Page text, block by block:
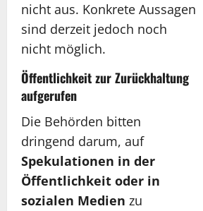
nicht aus. Konkrete Aussagen
sind derzeit jedoch noch
nicht möglich.
Öffentlichkeit zur Zurückhaltung
aufgerufen
Die Behörden bitten
dringend darum, auf
Spekulationen in der
Öffentlichkeit oder in
sozialen Medien zu